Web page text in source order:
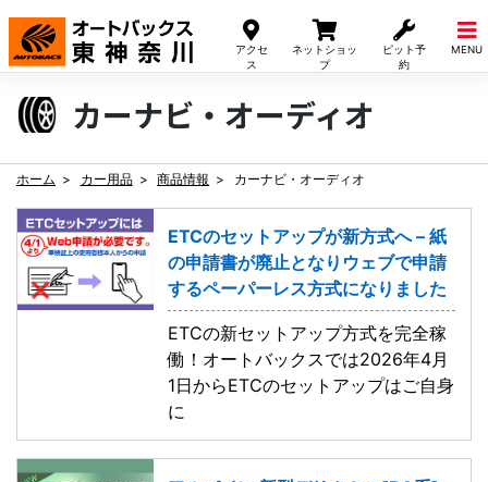
アクセ
ス
ネットショッ
プ
ピット予
約
MENU
Skip
content
カーナビ・オーディオ
ホーム カー用品 商品情報 カーナビ・オーディオ
ETCのセットアップが新方式へ – 紙
の申請書が廃止となりウェブで申請
するペーパーレス方式になりました
ETCの新セットアップ方式を完全稼
働！オートバックスでは2026年4月
1日からETCのセットアップはご自身
に